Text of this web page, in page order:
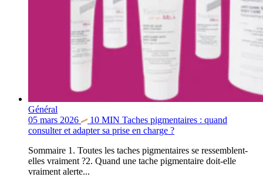
Général
05 mars 2026
10 MIN Taches pigmentaires : quand
consulter et adapter sa prise en charge ?
Sommaire 1. Toutes les taches pigmentaires se ressemblent-
elles vraiment ?2. Quand une tache pigmentaire doit-elle
vraiment alerte...